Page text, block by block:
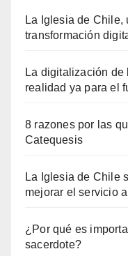
La Iglesia de Chile,
transformación
La digitalización de
realidad ya para el
8 razones por las
Catequesis
La Iglesia de Chile
mejorar el servicio
¿Por qué es
sacerdote?